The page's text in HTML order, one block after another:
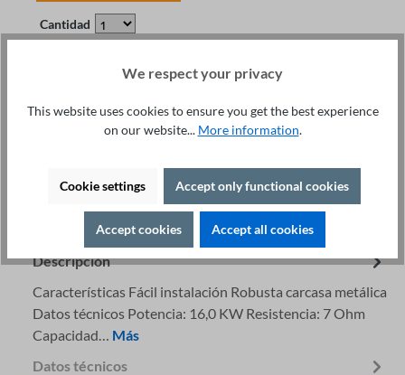
Cantidad
Detalles
Asesoramiento Especializado +49 421 277 9999
Descripción
Características Fácil instalación Robusta carcasa metálica
Datos técnicos Potencia: 16,0 KW Resistencia: 7 Ohm
Capacidad… Más
Datos técnicos
We respect your privacy
This website uses cookies to ensure you get the best experience
on our website... More information.
Cookie settings Accept only functional cookies
Accept cookies Accept all cookies